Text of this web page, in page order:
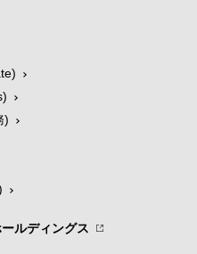
)
ルディングス